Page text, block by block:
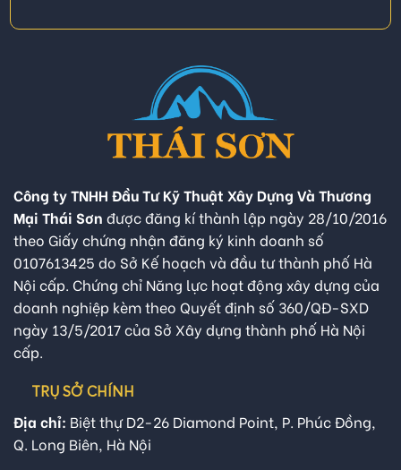
Công ty TNHH Đầu Tư Kỹ Thuật Xây Dựng Và Thương
Mại Thái Sơn được đăng kí thành lập ngày 28/10/2016
theo Giấy chứng nhận đăng ký kinh doanh số
0107613425 do Sở Kế hoạch và đầu tư thành phố Hà
Nội cấp. Chứng chỉ Năng lực hoạt động xây dựng của
doanh nghiệp kèm theo Quyết định số 360/QĐ-SXD
ngày 13/5/2017 của Sở Xây dựng thành phố Hà Nội
cấp.
TRỤ SỞ CHÍNH
Địa chỉ: Biệt thự D2-26 Diamond Point, P. Phúc Đồng,
Q. Long Biên, Hà Nội